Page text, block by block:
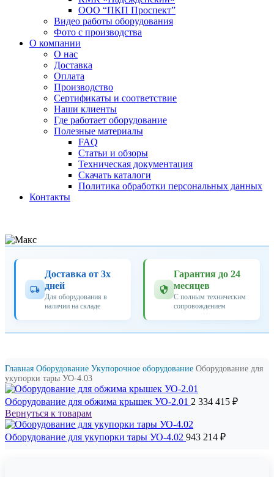
ООО “ПКП Проспект”
Видео работы оборудования
Фото с производства
О компании
О нас
Доставка
Оплата
Производство
Сертификаты и соответствие
Наши клиенты
Где работает оборудование
Полезные материалы
FAQ
Статьи и обзоры
Техническая документация
Скачать каталоги
Политика обработки персональных данных
Контакты
Доставка от 3х
дней
Для оборудования в
наличии на складе
Гарантия до 24
месяцев
С полным техническим
сопровождением
Главная Оборудование Укупорочное оборудование Оборудование для
укупорки тары УО-4.03
Оборудование для обжима крышек УО-2.01 2 334 415 ₽
Вернуться к товарам
Оборудование для укупорки тары УО-4.02 943 214 ₽